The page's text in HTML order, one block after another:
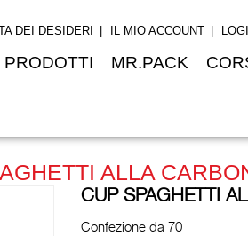
DEI DESIDERI IL MIO ACCOUNT
PRODOTTI MR.PACK
ALLA
CUP SPAGHETTI
Confezione da 70